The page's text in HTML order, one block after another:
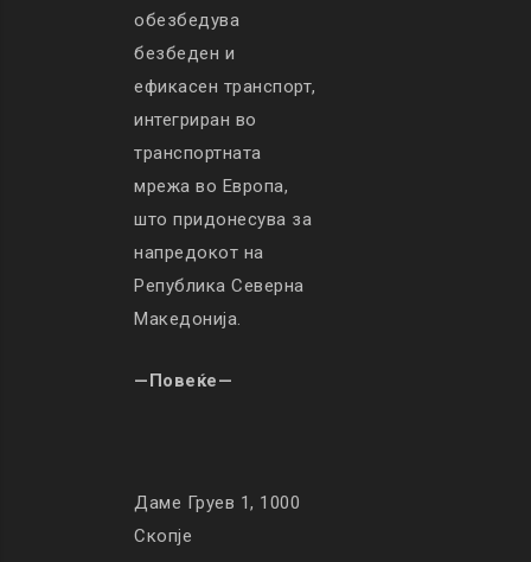
обезбедува
безбеден и
ефикасен транспорт,
интегриран во
транспортната
мрежа во Европа,
што придонесува за
напредокот на
Република Северна
Македонија.
—Повеќе—
Даме Груев 1, 1000
Скопје